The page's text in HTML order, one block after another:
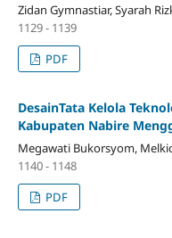
Zidan Gymnastiar, Syarah
1129 - 1139
PDF
DesainTata Kelola
Kabupaten Nabire
Megawati Bukorsyom,
1140 - 1148
PDF